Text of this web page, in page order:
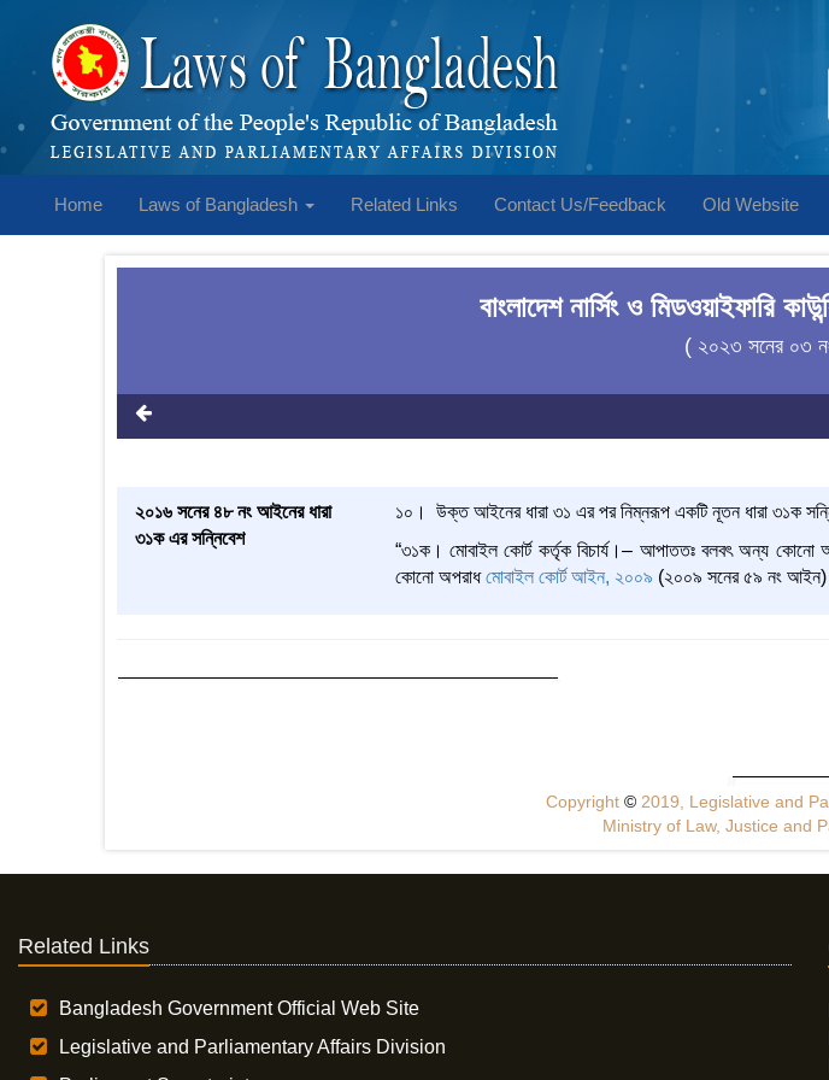
Home Laws of Bangladesh Related Links Contact Us/Feedback Old Website
বাংলাদেশ নার্সিং ও মিডওয়াইফারি
( ২০২৩ সনের ০৩
২০১৬ সনের ৪৮ নং আইনের ধারা
৩১ক এর সন্নিবেশ
১০। উক্ত আইনের ধারা ৩১ এর পর নিম্নরূপ একটি নূতন ধারা ৩১ক
“৩১ক। মোবাইল কোর্ট কর্তৃক বিচার্য।– আপাততঃ বলবৎ অন্য
কোনো অপরাধমোবাইল কোর্ট আইন, ২০০৯ (২০০৯ সনের ৫৯ নং আইন)
Copyright© 2019, Legislative and
Ministry of Law, Justice and
Related Links
Bangladesh Government Official Web Site
Legislative and Parliamentary Affairs Division